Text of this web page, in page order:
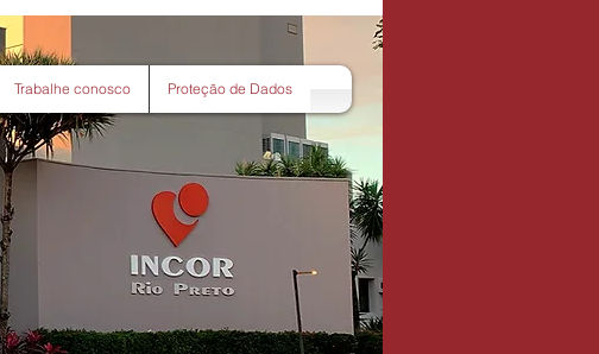
Trabalhe conosco Proteção de Dados